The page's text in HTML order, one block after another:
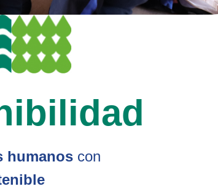
humanos con